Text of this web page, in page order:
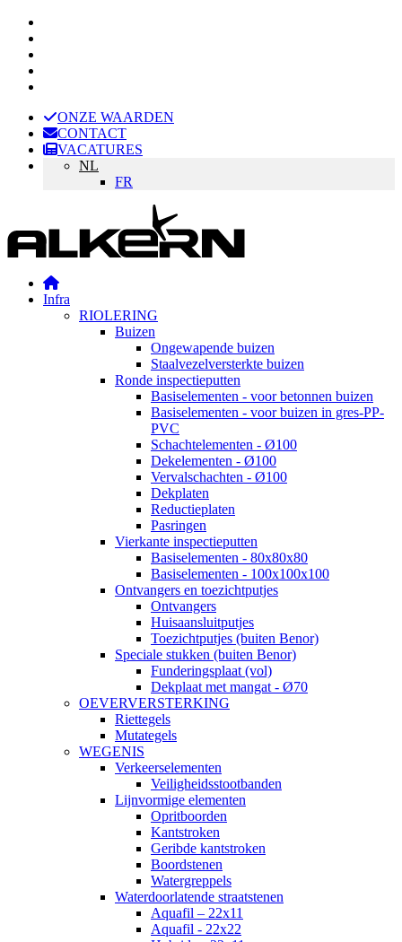
ONZE WAARDEN
CONTACT
VACATURES
NL
FR
Infra
RIOLERING
Buizen
Ongewapende buizen
Staalvezelversterkte buizen
Ronde inspectieputten
Basiselementen - voor betonnen buizen
Basiselementen - voor buizen in gres-PP-
PVC
Schachtelementen - Ø100
Dekelementen - Ø100
Vervalschachten - Ø100
Dekplaten
Reductieplaten
Pasringen
Vierkante inspectieputten
Basiselementen - 80x80x80
Basiselementen - 100x100x100
Ontvangers en toezichtputjes
Ontvangers
Huisaansluitputjes
Toezichtputjes (buiten Benor)
Speciale stukken (buiten Benor)
Funderingsplaat (vol)
Dekplaat met mangat - Ø70
OEVERVERSTERKING
Riettegels
Mutategels
WEGENIS
Verkeerselementen
Veiligheidsstootbanden
Lijnvormige elementen
Opritboorden
Kantstroken
Geribde kantstroken
Boordstenen
Watergreppels
Waterdoorlatende straatstenen
Aquafil – 22x11
Aquafil - 22x22